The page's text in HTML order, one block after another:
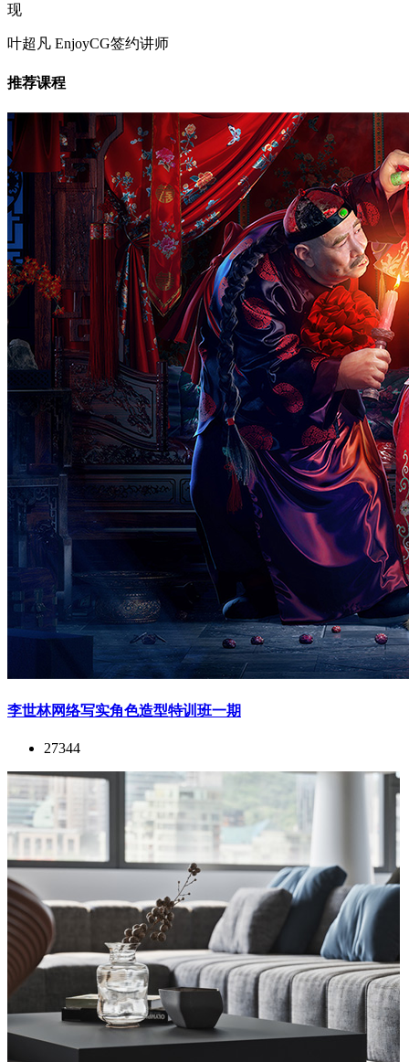
现
叶超凡 EnjoyCG签约讲师
推荐课程
李世林网络写实角色造型特训班一期
27344